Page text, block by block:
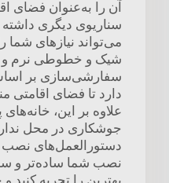
آن را به‌عنوان فضای
سناریوی دیگری
می‌تواند نیازهای شما
شیک و خطوطی نرم و
سفارشی‌سازی بر
دارد تا فضای اقامتی
علاوه بر این،
جوشکاری در محل
دستورالعمل‌های نصب
نصب شما ساده‌تر و
بهترین را تجربه کنید